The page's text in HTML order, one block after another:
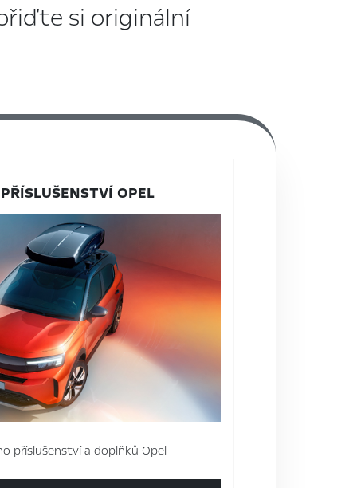
si originální
OPEL
příslušenství a doplňků Opel